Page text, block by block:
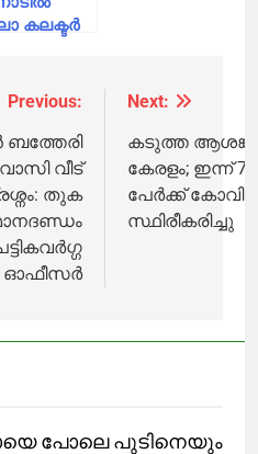
കലക്ടർ
Previous:
വീട്
തുക
ഓഫീസര്‍
Next:
കടുത്ത
കേരളം; ഇന്ന്
പേർക്ക്
സ്ഥിരീകരിച്ചു
പോലെ പുടിനെയും